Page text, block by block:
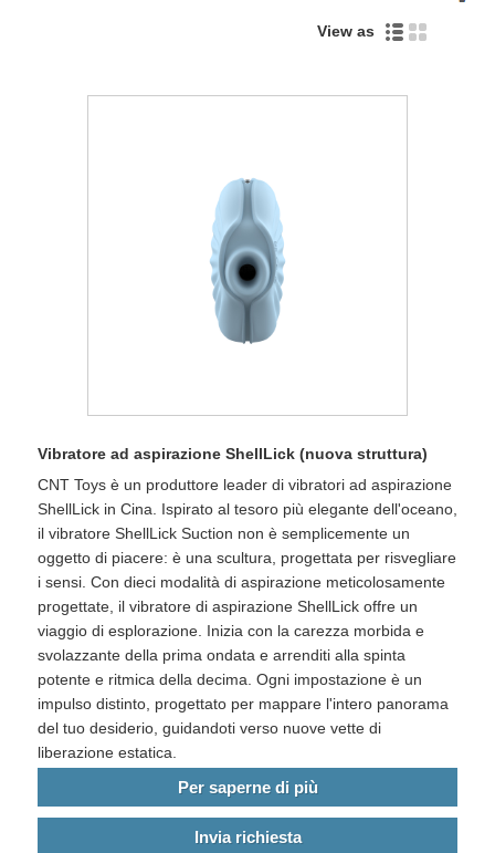
View as
Vibratore ad aspirazione ShellLick (nuova struttura)
CNT Toys è un produttore leader di vibratori ad aspirazione
ShellLick in Cina. Ispirato al tesoro più elegante dell'oceano,
il vibratore ShellLick Suction non è semplicemente un
oggetto di piacere: è una scultura, progettata per risvegliare
i sensi. Con dieci modalità di aspirazione meticolosamente
progettate, il vibratore di aspirazione ShellLick offre un
viaggio di esplorazione. Inizia con la carezza morbida e
svolazzante della prima ondata e arrenditi alla spinta
potente e ritmica della decima. Ogni impostazione è un
impulso distinto, progettato per mappare l'intero panorama
del tuo desiderio, guidandoti verso nuove vette di
liberazione estatica.
Per saperne di più
Invia richiesta